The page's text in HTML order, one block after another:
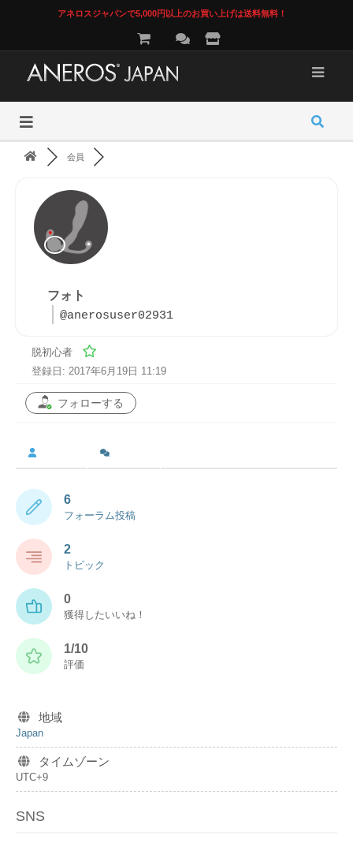
アネロスジャパンで5,000円以上のお買い上げは送料無料！
会員
フォト
@anerosuser02931
脱初心者
登録日: 2017年6月19日 11:19
フォローする
6
フォーラム投稿
2
トピック
0
獲得したいいね！
1/10
評価
地域
Japan
タイムゾーン
UTC+9
SNS